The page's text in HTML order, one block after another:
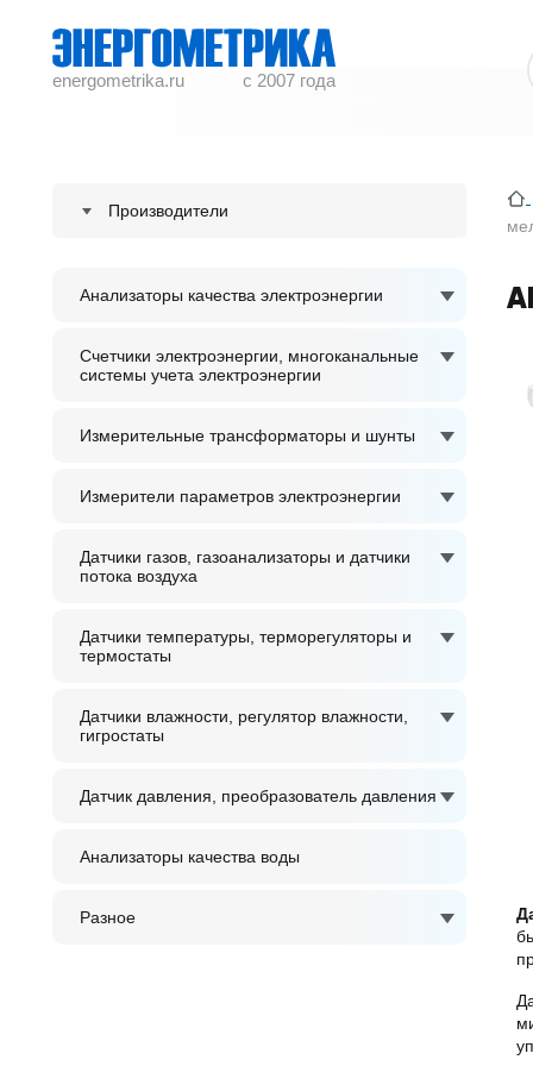
energometrika.ru с 2007 года
Производители
S plus S Regeltechnik GmbH
Анализаторы качества электроэнергии
Счетчики электроэнергии, многоканальные
системы учета электроэнергии
Измерительные трансформаторы и шунты
Измерители параметров электроэнергии
Датчики газов, газоанализаторы и датчики
потока воздуха
Датчики температуры, терморегуляторы и
термостаты
Датчики влажности, регулятор влажности,
гигростаты
Датчик давления, преобразователь давления
Анализаторы качества воды
Разное